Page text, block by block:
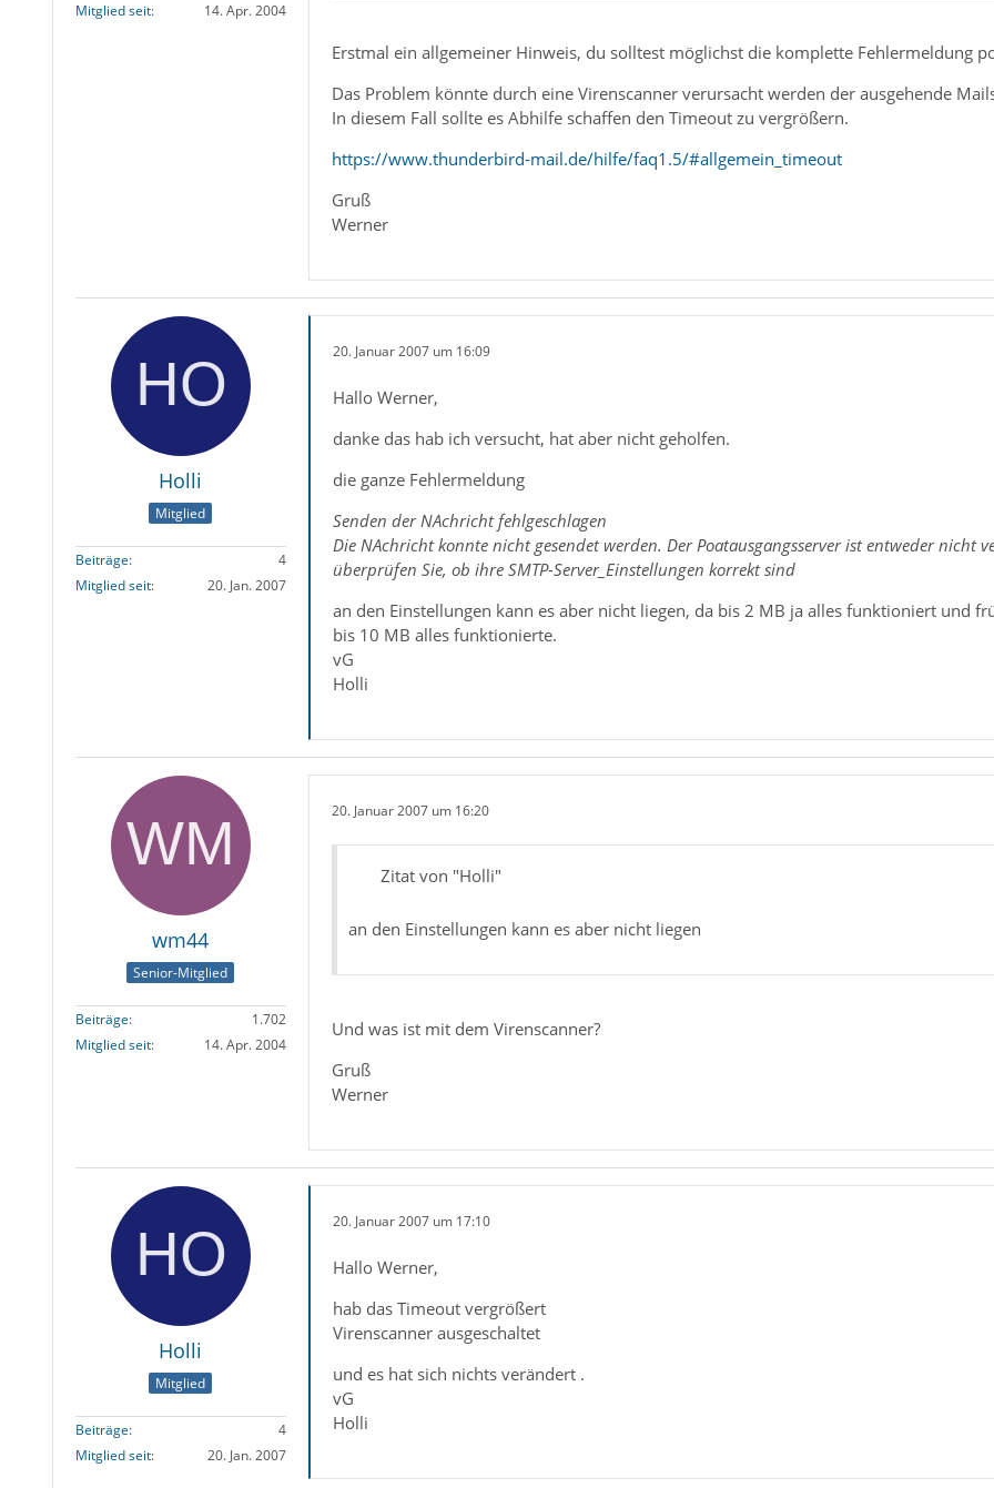
Mitglied seit
14. Apr. 2004
Erstmal ein allgemeiner Hinweis, du solltest möglichst die komplette Fehlermeldung
Das Problem könnte durch eine Virenscanner verursacht werden der ausgehende
In diesem Fall sollte es Abhilfe schaffen den Timeout zu vergrößern.
https://www.thunderbird-mail.de/hilfe/faq1.5/#allgemein_timeout
Gruß
Werner
Holli
Mitglied
Beiträge
4
Mitglied seit
20. Jan. 2007
20. Januar 2007 um 16:09
Hallo Werner,
danke das hab ich versucht, hat aber nicht geholfen.
die ganze Fehlermeldung
Senden der NAchricht fehlgeschlagen
Die NAchricht konnte nicht gesendet werden. Der Poatausgangsserver ist entweder nicht
überprüfen Sie, ob ihre SMTP-Server_Einstellungen korrekt sind
an den Einstellungen kann es aber nicht liegen, da bis 2 MB ja alles funktioniert und
bis 10 MB alles funktionierte.
vG
Holli
wm44
Senior-Mitglied
Beiträge
1.702
Mitglied seit
14. Apr. 2004
20. Januar 2007 um 16:20
Zitat von "Holli"
an den Einstellungen kann es aber nicht liegen
Und was ist mit dem Virenscanner?
Gruß
Werner
Holli
Mitglied
Beiträge
4
Mitglied seit
20. Jan. 2007
20. Januar 2007 um 17:10
Hallo Werner,
hab das Timeout vergrößert
Virenscanner ausgeschaltet
und es hat sich nichts verändert .
vG
Holli